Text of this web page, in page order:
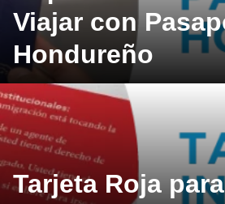
Viajar con
Hondureño
Tarjeta Roja para